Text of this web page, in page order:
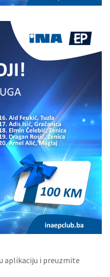
aplikaciju i preuzmite